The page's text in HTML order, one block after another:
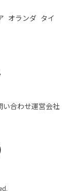
オランダ タイ
い合わせ運営会社